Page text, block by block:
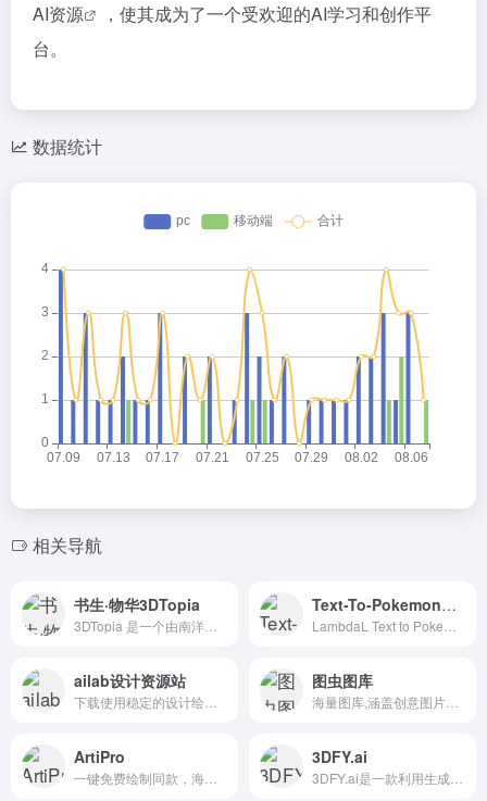
AI资源
，使其成为了一个受欢迎的AI学习和创作平
台。
数据统计
相关导航
书生·物华3DTopia Text-To-Pokemon口袋妖怪
ailab设计资源站 图虫图库
ArtiPro 3DFY.ai